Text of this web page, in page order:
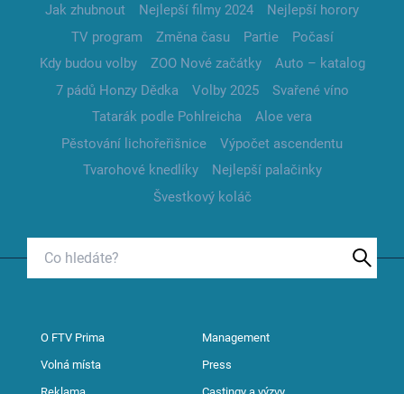
Jak zhubnout Nejlepší filmy 2024
Nejlepší horory
TV program
Změna času Partie
Počasí
Kdy budou volby
ZOO Nové začátky
Auto – katalog
7 pádů Honzy Dědka
Volby 2025
Svařené víno
Tatarák podle Pohlreicha
Aloe vera
Pěstování lichořeřišnice
Výpočet ascendentu
Tvarohové knedlíky
Nejlepší palačinky
Švestkový koláč
O FTV Prima Management
Volná místa Press